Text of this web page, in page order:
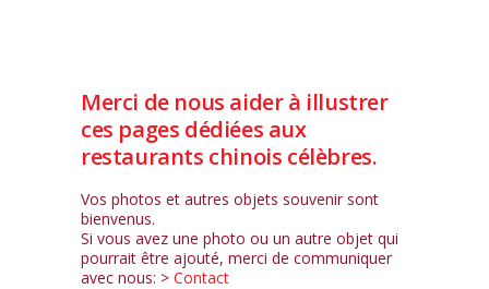
Merci de nous aider à illustrer
ces pages dédiées aux
restaurants chinois célèbres.
Vos photos et autres objets souvenir sont
bienvenus.
Si vous avez une photo ou un autre objet qui
pourrait être ajouté, merci de communiquer
avec nous: > Contact